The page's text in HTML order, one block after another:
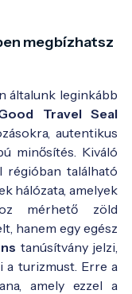
megbízhatsz
általunk leginkább
Travel Seal
autentikus
minősítés. Kiváló
régióban található
hálózata, amelyek
mérhető zöld
hanem egy egész
tanúsítvány jelzi,
a turizmust. Erre a
amely ezzel a